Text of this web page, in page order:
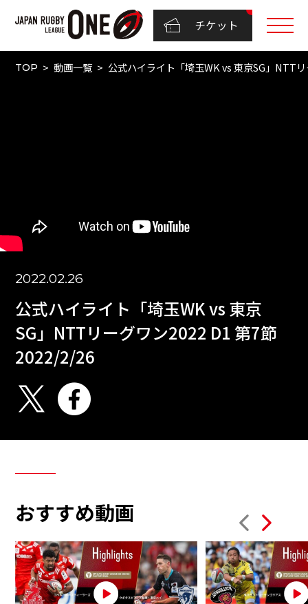
チケット
TOP 動画一覧 公式ハイライト「埼玉WK vs 東京SG」NTT
2022.02.26
公式ハイライト「埼玉WK vs 東京
SG」NTTリーグワン2022 D1 第7節
2022/2/26
おすすめ動画